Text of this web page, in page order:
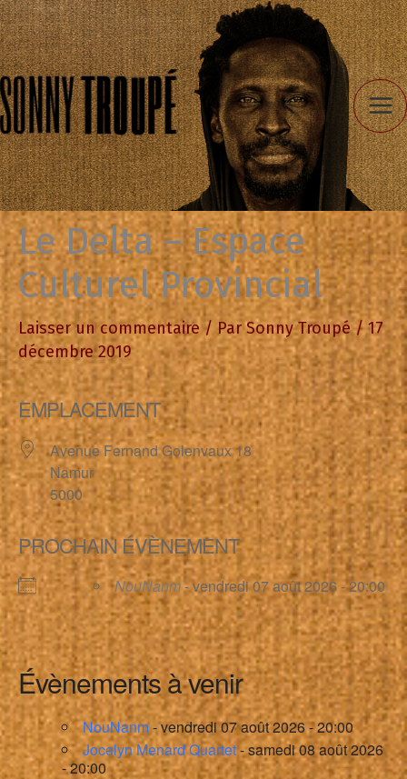
Aller
au
contenu
Le Delta – Espace
Culturel Provincial
Laisser un commentaire / ParSonny Troupé/17
décembre 2019
EMPLACEMENT
Avenue Fernand Golenvaux 18
Namur
5000
PROCHAIN ÉVÈNEMENT
NouNanm- vendredi 07 août 2026 - 20:00
Évènements à venir
NouNanm- vendredi 07 août 2026 - 20:00
Jocelyn Menard Quartet- samedi 08 août 2026
- 20:00